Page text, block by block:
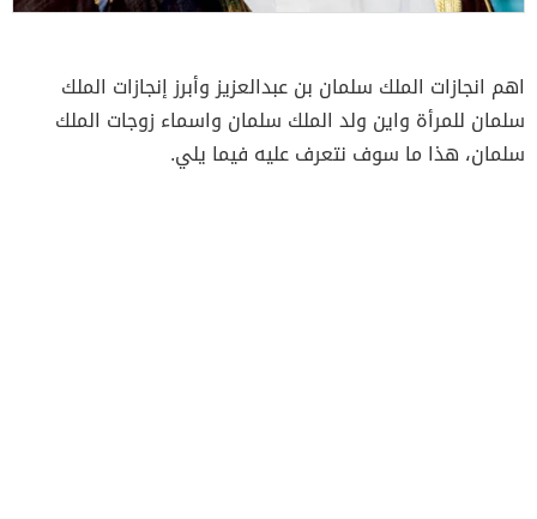
اهم انجازات الملك سلمان بن عبدالعزيز وأبرز إنجازات الملك
سلمان للمرأة واين ولد الملك سلمان واسماء زوجات الملك
سلمان، هذا ما سوف نتعرف عليه فيما يلي.